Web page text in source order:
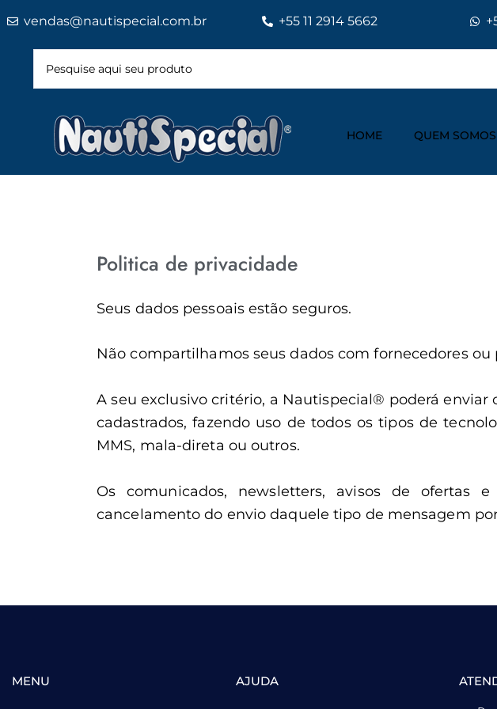
vendas@nautispecial.com.br +55 11 2914 5662
HOME QUEM SOMOS
Politica de privacidade
Seus dados pessoais estão seguros.
Não compartilhamos seus dados com fornecedores ou
A seu exclusivo critério, a Nautispecial® poderá
cadastrados, fazendo uso de todos os tipos de
MMS, mala-direta ou outros.
Os comunicados, newsletters, avisos de ofertas
cancelamento do envio daquele tipo de mensagem
MENU AJUDA